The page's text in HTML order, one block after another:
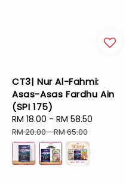
CT3| Nur Al-Fahmi:
Asas-Asas Fardhu Ain
(SPI 175)
Sale
price
RM 18.00 - RM 58.50
RM 20.00-RM 65.00